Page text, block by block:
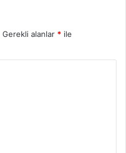
Gerekli alanlar * ile